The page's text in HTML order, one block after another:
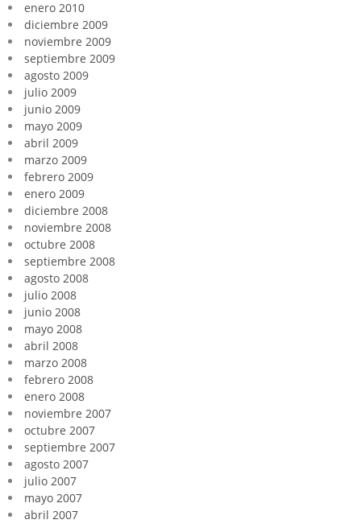
enero 2010
diciembre 2009
noviembre 2009
septiembre 2009
agosto 2009
julio 2009
junio 2009
mayo 2009
abril 2009
marzo 2009
febrero 2009
enero 2009
diciembre 2008
noviembre 2008
octubre 2008
septiembre 2008
agosto 2008
julio 2008
junio 2008
mayo 2008
abril 2008
marzo 2008
febrero 2008
enero 2008
noviembre 2007
octubre 2007
septiembre 2007
agosto 2007
julio 2007
mayo 2007
abril 2007